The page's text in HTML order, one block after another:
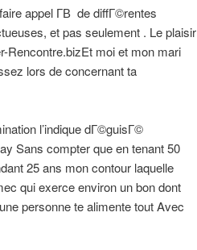
appel Г­В de diffГ©rentes
et pas seulement . Le plaisir
Rencontre.bizEt moi et mon mari
lors de concernant ta
l’indique dГ©guisГ©
Sans compter que en tenant 50
25 ans mon contour laquelle
qui exerce environ un bon dont
personne te alimente tout Avec